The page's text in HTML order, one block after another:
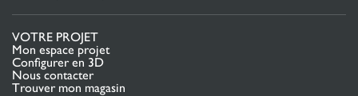
VOTRE PROJET
Mon espace projet
Configurer en 3D
Nous contacter
Trouver mon magasin